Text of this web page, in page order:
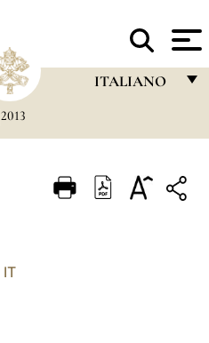
ITALIANO
ITALIANO
2013
IT